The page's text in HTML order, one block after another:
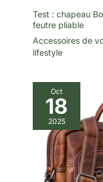
Test : chapeau
feutre pliable
Accessoires de
lifestyle
Oct
18
2025